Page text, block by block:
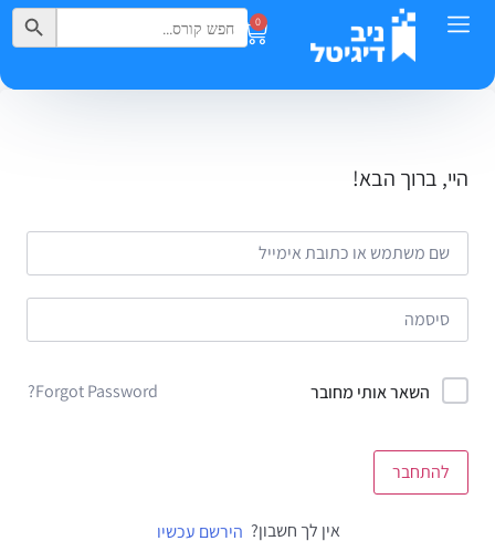
0
Search
for:
Search Button
היי, ברוך הבא!
השאר אותי מחובר Forgot Password?
להתחבר
אין לך חשבון? הירשם עכשיו